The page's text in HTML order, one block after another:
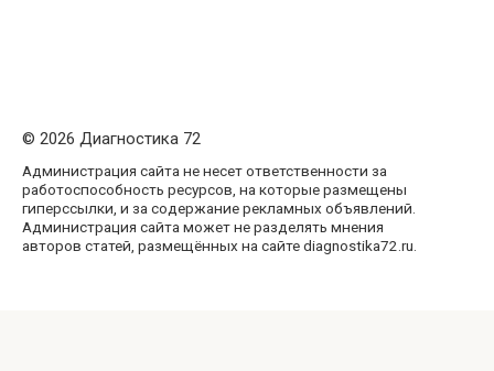
© 2026 Диагностика 72
Администрация сайта не несет ответственности за
работоспособность ресурсов, на которые размещены
гиперссылки, и за содержание рекламных объявлений.
Администрация сайта может не разделять мнения
авторов статей, размещённых на сайте diagnostika72.ru.